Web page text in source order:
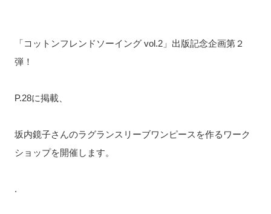
「コットンフレンドソーイング vol.2」出版記念企画第２
弾！
P.28に掲載、
坂内鏡子さんのラグランスリーブワンピースを作るワーク
ショップを開催します。
.